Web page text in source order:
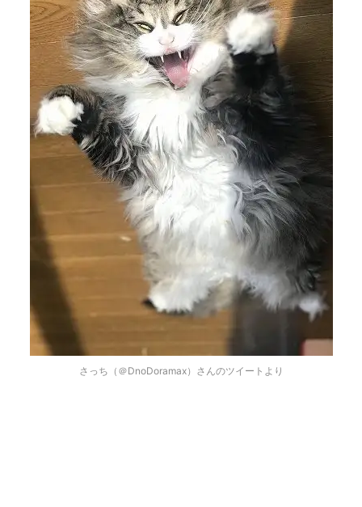
さっち（＠DnoDoramax）さんのツイートより